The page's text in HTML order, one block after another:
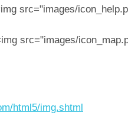
src="images/
src="images/
html5/img.shtml